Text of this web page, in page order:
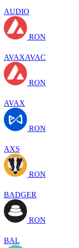
AUDIO
RON
AVAXAVAC
RON
AVAX
RON
AXS
RON
BADGER
RON
BAL